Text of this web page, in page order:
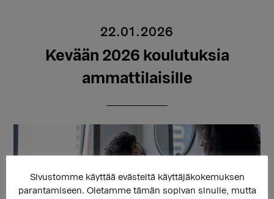
22.01.2026
Kevään 2026 koulutuksia
ammattilaisille
Sivustomme käyttää evästeitä käyttäjäkokemuksen
parantamiseen. Oletamme tämän sopivan sinulle, mutta